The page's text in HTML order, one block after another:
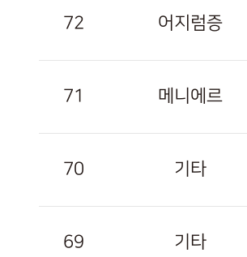
72 어지럼증
71 메니에르
70 기타
69 기타